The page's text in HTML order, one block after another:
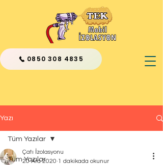
0850 308 4835
Yazı
Tüm Yazılar
Tüm Yazılar
Çatı İzolasyonu
20 Ara 2020 1 dakikada okunur